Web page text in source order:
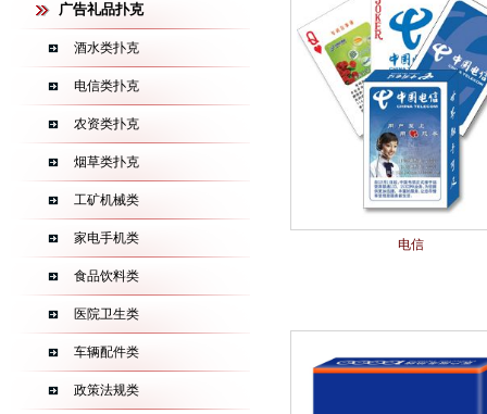
广告礼品扑克
酒水类扑克
电信类扑克
农资类扑克
烟草类扑克
工矿机械类
家电手机类
食品饮料类
医院卫生类
车辆配件类
政策法规类
电信